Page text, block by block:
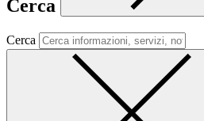
Cerca
Cerca